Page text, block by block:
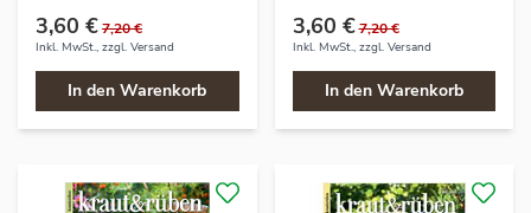
3,60 €7,20 €
Inkl. MwSt., zzgl. Versand
In den Warenkorb
3,60 €7,20 €
Inkl. MwSt., zzgl. Versand
In den Warenkorb